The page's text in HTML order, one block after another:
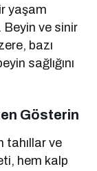
yaşam
Beyin ve sinir
bazı
sağlığını
Gösterin
tahıllar ve
hem kalp